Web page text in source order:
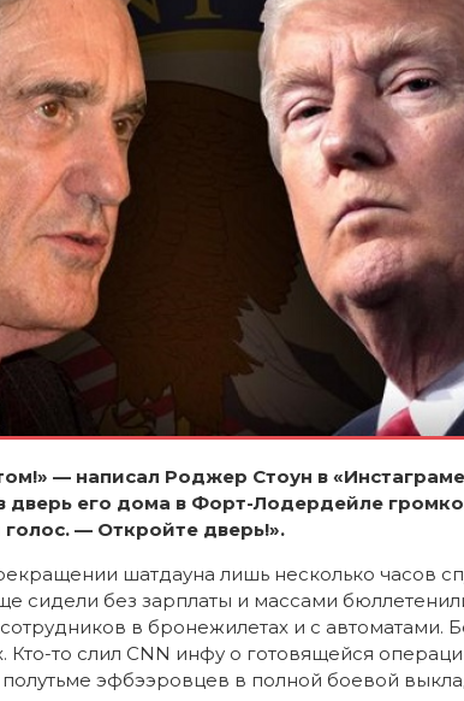
— написал Роджер Стоун в
дверь его дома в Форт-Лодердейле
— Откройте дверь!».
шатдауна лишь несколько часов
сидели без зарплаты и массами
в бронежилетах и с автоматами.
Кто-то слил CNN инфу о готовящейся
эфбээровцев в полной боевой